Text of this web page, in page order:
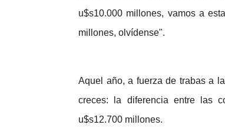
u$s10.000 millones, vamos a
millones, olvídense".
Aquel año, a fuerza de trabas a
creces: la diferencia entre las
u$s12.700 millones.